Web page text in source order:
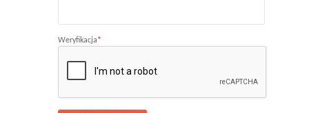
Weryfikacja*